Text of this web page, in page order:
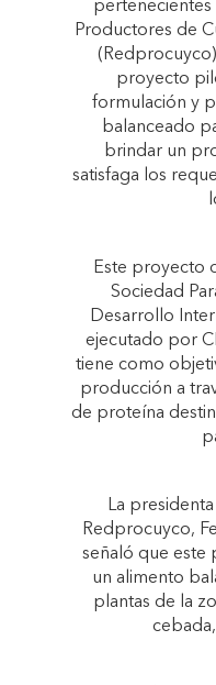
pertenecientes
Productores de
proyecto
formulación y
balanceado
brindar un
satisfaga los
Este proyecto
Sociedad
Desarrollo
ejecutado por
tiene como
producción a
de proteína
La
Redprocuyco,
señaló que este
un alimento
plantas de la